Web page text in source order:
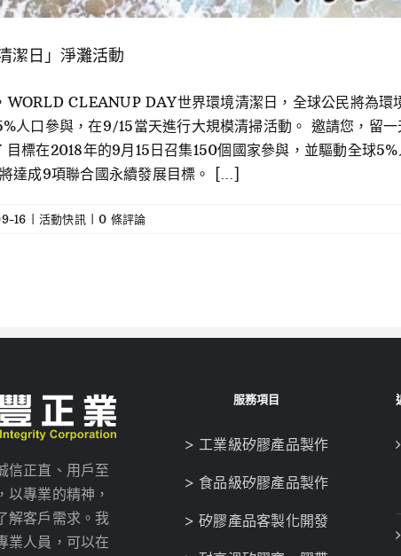
潔日」淨灘活動
WORLD CLEANUP DAY世界環境清潔日，全球公民將為
人口參與，在9/15當天進行大規模清掃活動。 邀請您，留
標在2018年的9月15日召集150個國家參與，並驅動全球
達成9項聯合國永續發展目標。 [...]
16 活動快訊 0 條評論
信正直、用戶至
以專業的精神，
解客戶需求。我
業人員，可以在
服務項目
> 工業級矽膠產品製作
> 食品級矽膠產品製作
> 矽膠產品客製化開發